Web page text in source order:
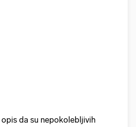
da su nepokolebljivih